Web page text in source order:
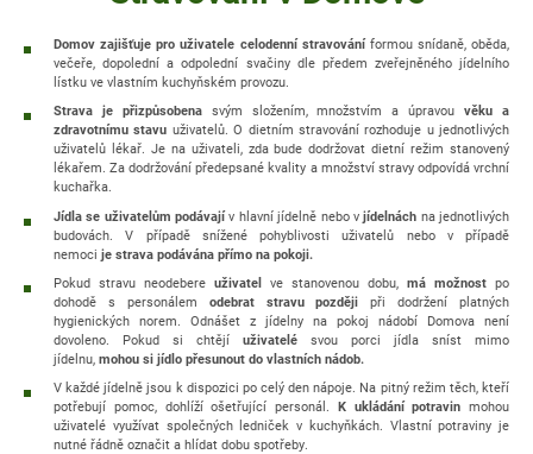
Domov zajišťuje pro uživatele celodenní stravování formou snídaně, oběda,
večeře, dopolední a odpolední svačiny dle předem zveřejněného jídelního
lístku ve vlastním kuchyňském provozu.
Strava je přizpůsobenasvým složením, množstvím a úpravouvěku a
zdravotnímu stavu uživatelů. O dietním stravování rozhoduje u jednotlivých
uživatelů lékař. Je na uživateli, zda bude dodržovat dietní režim stanovený
lékařem. Za dodržování předepsané kvality a množství stravy odpovídá vrchní
kuchařka.
Jídla se uživatelům podávajív hlavní jídelně nebo vjídelnách na jednotlivých
budovách. V případě snížené pohyblivosti uživatelů nebo v případě
nemoci je strava podávána přímo na pokoji.
Pokud stravu neodebere uživatel ve stanovenou dobu, má možnost po
dohodě s personálem odebrat stravu později při dodržení platných
hygienických norem. Odnášet z jídelny na pokoj nádobí Domova není
dovoleno. Pokud si chtějí uživatelé svou porci jídla sníst mimo
jídelnu, mohou si jídlo přesunout do vlastních nádob.
V každé jídelně jsou k dispozici po celý den nápoje. Na pitný režim těch, kteří
potřebují pomoc, dohlíží ošetřující personál. K ukládání potravin mohou
uživatelé využívat společných ledniček v kuchyňkách. Vlastní potraviny je
nutné řádně označit a hlídat dobu spotřeby.